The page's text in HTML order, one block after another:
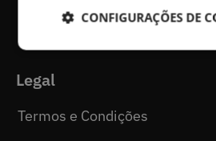
Legal
Termos e Condições
CONFIGURAÇÕES DE